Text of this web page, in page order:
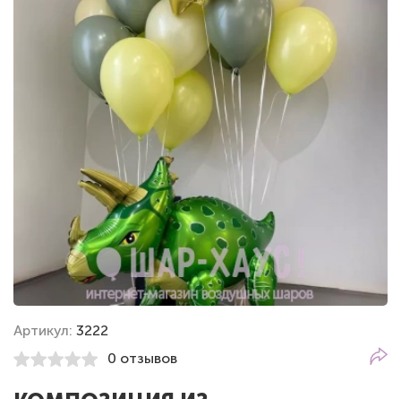
Артикул: 3222
0 отзывов